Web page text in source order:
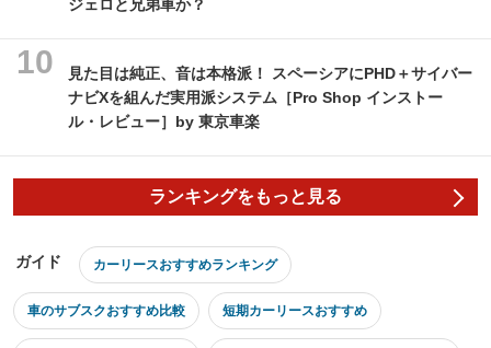
ジェロと兄弟車か？
見た目は純正、音は本格派！ スペーシアにPHD＋サイバー
ナビXを組んだ実用派システム［Pro Shop インストー
ル・レビュー］by 東京車楽
ランキングをもっと見る
ガイド カーリースおすすめランキング
車のサブスクおすすめ比較 短期カーリースおすすめ